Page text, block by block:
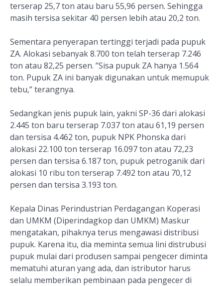
terserap 25,7 ton atau baru 55,96 persen. Sehingga
masih tersisa sekitar 40 persen lebih atau 20,2 ton.
Sementara penyerapan tertinggi terjadi pada pupuk
ZA. Alokasi sebanyak 8.700 ton telah terserap 7.246
ton atau 82,25 persen. ”Sisa pupuk ZA hanya 1.564
ton. Pupuk ZA ini banyak digunakan untuk memupuk
tebu,’’ terangnya.
Sedangkan jenis pupuk lain, yakni SP-36 dari alokasi
2.445 ton baru terserap 7.037 ton atau 61,19 persen
dan tersisa 4.462 ton, pupuk NPK Phonska dari
alokasi 22.100 ton terserap 16.097 ton atau 72,23
persen dan tersisa 6.187 ton, pupuk petroganik dari
alokasi 10 ribu ton terserap 7.492 ton atau 70,12
persen dan tersisa 3.193 ton.
Kepala Dinas Perindustrian Perdagangan Koperasi
dan UMKM (Diperindagkop dan UMKM) Maskur
mengatakan, pihaknya terus mengawasi distribusi
pupuk. Karena itu, dia meminta semua lini distrubusi
pupuk mulai dari produsen sampai pengecer diminta
mematuhi aturan yang ada, dan istributor harus
selalu memberikan pembinaan pada pengecer di